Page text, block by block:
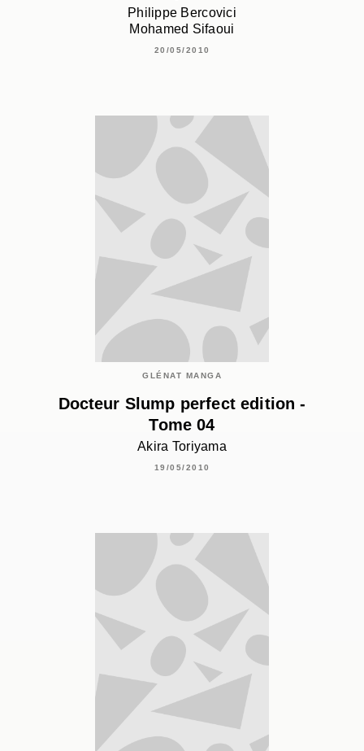
Philippe Bercovici
Mohamed Sifaoui
20/05/2010
GLÉNAT MANGA
Docteur Slump perfect edition -
Tome 04
Akira Toriyama
19/05/2010